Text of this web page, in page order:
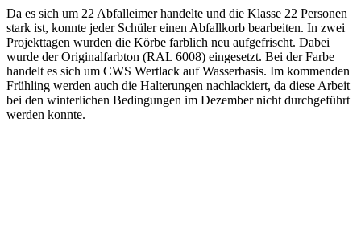
Da es sich um 22 Abfalleimer handelte und die Klasse 22 Personen
stark ist, konnte jeder Schüler einen Abfallkorb bearbeiten. In zwei
Projekttagen wurden die Körbe farblich neu aufgefrischt. Dabei
wurde der Originalfarbton (RAL 6008) eingesetzt. Bei der Farbe
handelt es sich um CWS Wertlack auf Wasserbasis. Im kommenden
Frühling werden auch die Halterungen nachlackiert, da diese Arbeit
bei den winterlichen Bedingungen im Dezember nicht durchgeführt
werden konnte.